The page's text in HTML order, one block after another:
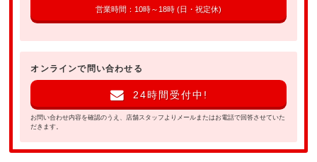
営業時間：10時～18時 (日・祝定休)
オンラインで問い合わせる
24時間受付中!
お問い合わせ内容を確認のうえ、店舗スタッフよりメールまたはお電話で回答させていた
だきます。